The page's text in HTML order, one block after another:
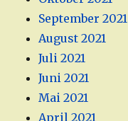
September 2021
August 2021
Juli 2021
Juni 2021
Mai 2021
April 2021